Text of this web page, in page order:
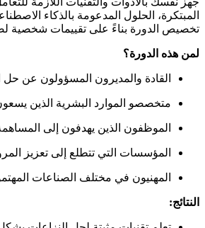
تخصيص الدورة بناءً على تقييمات شخصية
لمن هذه الدورة؟
القادة والمديرون المسؤولون عن حل
متخصصو الموارد البشرية الذين
الموظفون الذين يهدفون إلى
المؤسسات التي تتطلع إلى تعزيز
المهنيون في مختلف الصناعات
النتائج: